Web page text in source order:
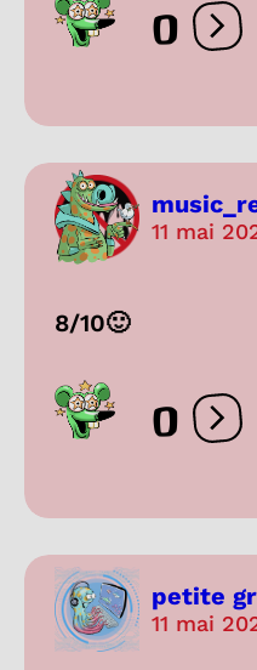
0
11 mai
8/10🙂
0
petite
11 mai